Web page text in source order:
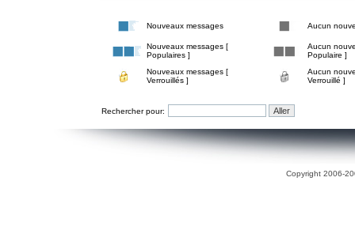
Nouveaux messages Aucun
Nouveaux messages [
Populaires ]
Aucun
Populaire ]
Nouveaux messages [
Verrouillés ]
Aucun
Verrouillé ]
Rechercher pour:
Copyright 2006-